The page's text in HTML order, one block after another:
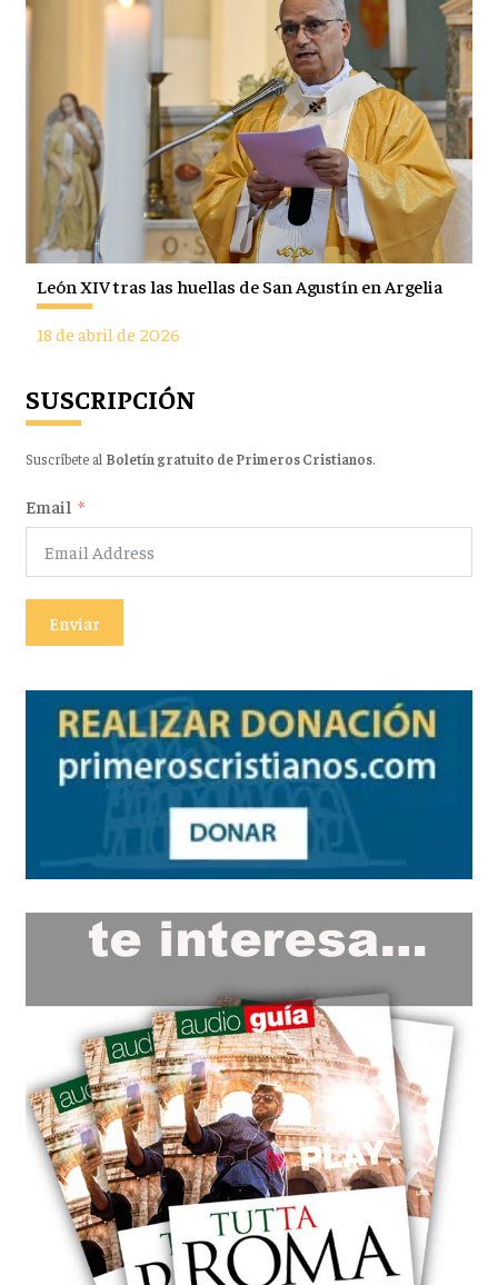
León XIV tras las huellas de San Agustín en Argelia
18 de abril de 2026
SUSCRIPCIÓN
Suscríbete al Boletín gratuito de Primeros Cristianos.
Email
Enviar